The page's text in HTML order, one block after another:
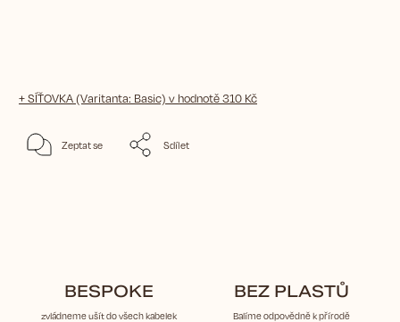
+ SÍŤOVKA (Varitanta: Basic) v hodnotě 310 Kč
Zeptat se Sdílet
BESPOKE
zvládneme ušít do všech kabelek
BEZ PLASTŮ
Balíme odpovědně k přírodě